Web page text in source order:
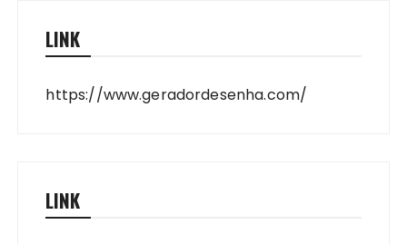
LINK
https://www.geradordesenha.com/
LINK